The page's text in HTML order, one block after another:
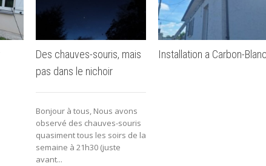
Des chauves-souris, mais
pas dans le nichoir
Bonjour à tous, Nous avons
observé des chauves-souris
quasiment tous les soirs de la
semaine à 21h30 (juste
avant...
Installation a Carbon-Blanc